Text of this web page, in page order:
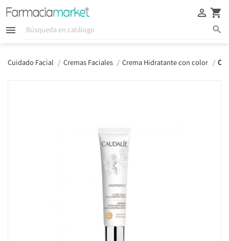
  
 
Cuidado Facial Cremas Faciales Crema Hidratante con color